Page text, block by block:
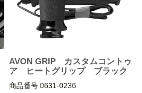
AVON GRIP カスタムコントゥ
ア ヒートグリップ ブラック
商品番号 0631-0236